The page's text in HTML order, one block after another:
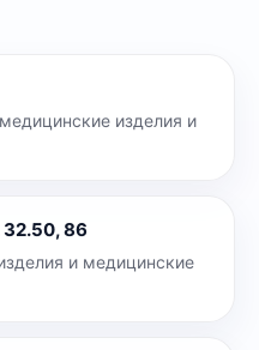
изделия и
32.50, 86
и медицинские